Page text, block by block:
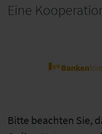
Eine
Bitte beachten Sie,